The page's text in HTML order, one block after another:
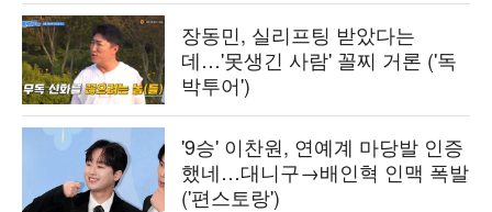
장동민, 실리프팅 받았다는
데…'못생긴 사람' 꼴찌 거론 ('독
박투어')
'9승' 이찬원, 연예계 마당발 인증
했네…대니구→배인혁 인맥 폭발
('편스토랑')